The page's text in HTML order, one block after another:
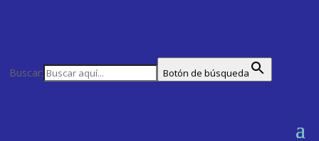
Buscar: Botón de búsqueda